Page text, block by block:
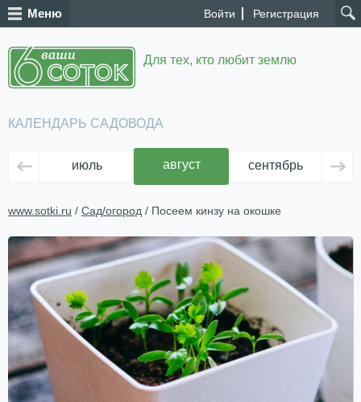
Войти Регистрация
Меню
Для тех, кто любит землю
КАЛЕНДАРЬ САДОВОДА
июль август сентябрь
www.sotki.ru / Сад/огород / Посеем кинзу на окошке